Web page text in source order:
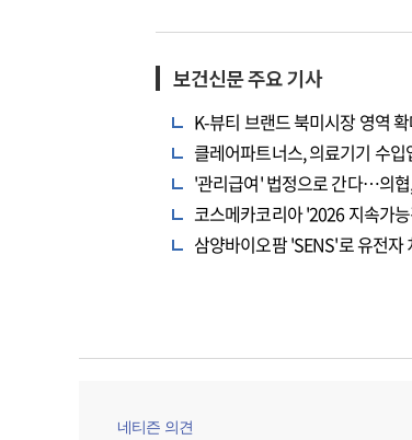
보건신문 주요 기사
K-뷰티 브랜드 북미시장 영역
클레어파트너스, 의료기기 수
'관리급여' 법정으로 간다…의
코스메카코리아 '2026 지속가
삼양바이오팜 'SENS'로 유전자
네티즌 의견